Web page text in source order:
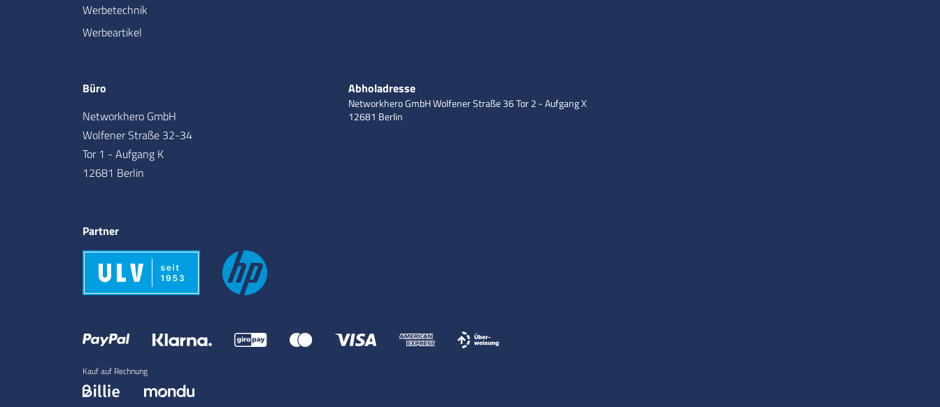
Werbetechnik
Werbeartikel
Büro
Networkhero GmbH
Wolfener Straße 32-34
Tor 1 - Aufgang K
12681 Berlin
Abholadresse
Networkhero GmbHWolfener Straße 36Tor 2 - Aufgang X
12681 Berlin
Partner
Kauf auf Rechnung